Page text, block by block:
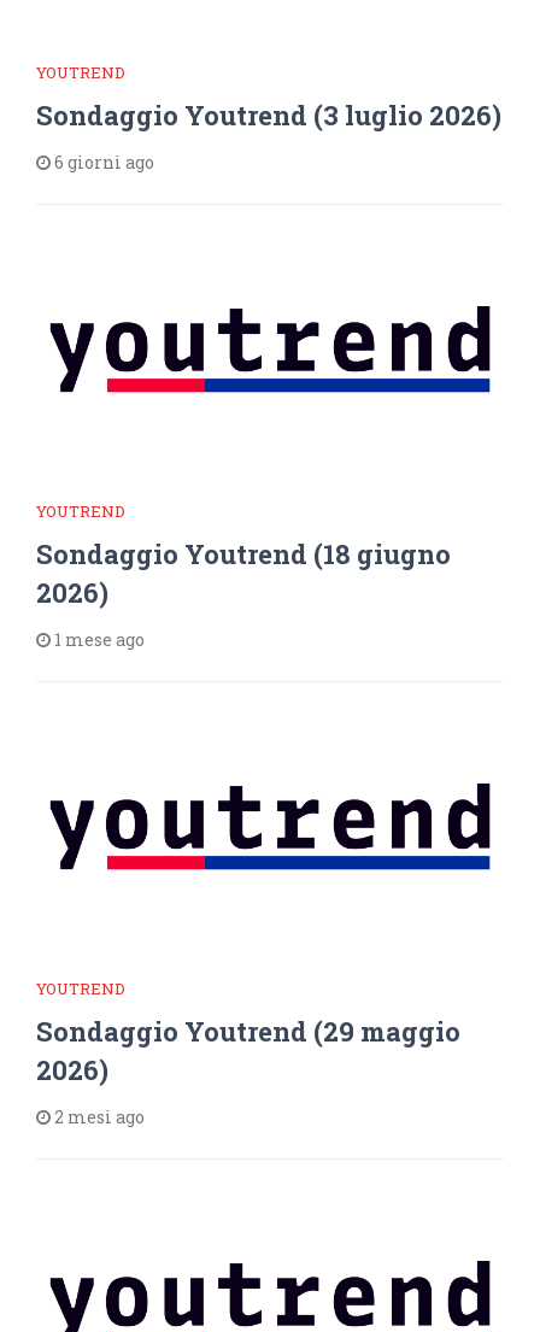
YOUTREND
Sondaggio Youtrend (3 luglio 2026)
6 giorni ago
YOUTREND
Sondaggio Youtrend (18 giugno
2026)
1 mese ago
YOUTREND
Sondaggio Youtrend (29 maggio
2026)
2 mesi ago